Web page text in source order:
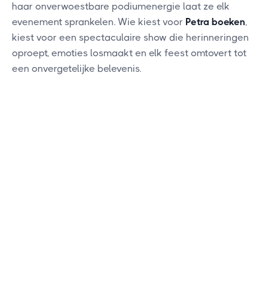
haar onverwoestbare podiumenergie laat ze elk
evenement sprankelen. Wie kiest voor Petra boeken,
kiest voor een spectaculaire show die herinneringen
oproept, emoties losmaakt en elk feest omtovert tot
een onvergetelijke belevenis.